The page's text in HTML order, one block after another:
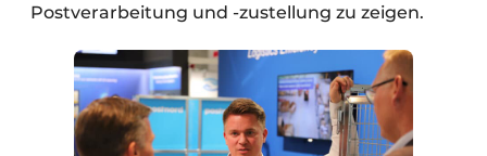
Postverarbeitung und -zustellung zu zeigen.